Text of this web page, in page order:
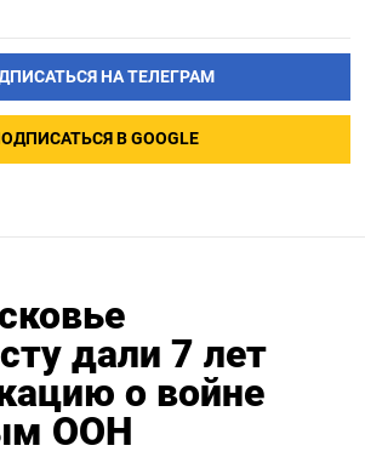
НА ТЕЛЕГРАМ
В GOOGLE
дали 7 лет
о войне
ООН